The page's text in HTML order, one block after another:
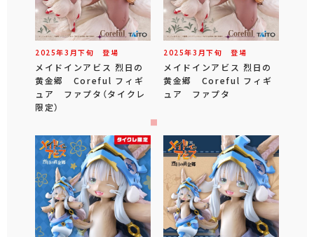
2025年3 月下旬 登場
メイドインアビス 烈日の
黄金郷 Coreful フィギ
ュア ファプタ（タイクレ
限定）
2025年3 月下旬 登場
メイドインアビス 烈日の
黄金郷 Coreful フィギ
ュア ファプタ